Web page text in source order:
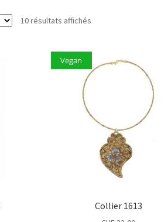
10 résultats affichés
Vegan
Collier 1613